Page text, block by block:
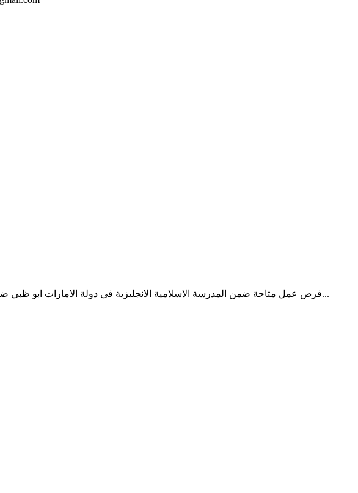
فرص عمل متاحة ضمن المدرسة الاسلامية الانجليزية في دولة الامارات ابو ظبي ضمن التخصصات التالية وبرواتب و حوافز جيدة جداً : - مدرسين إسلامي لغير العرب - مدرسين فنون - مدرسين رياض...